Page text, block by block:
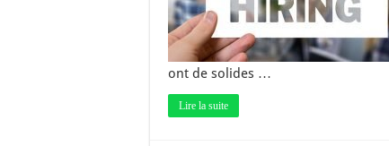
ont de solides …
Lire la suite